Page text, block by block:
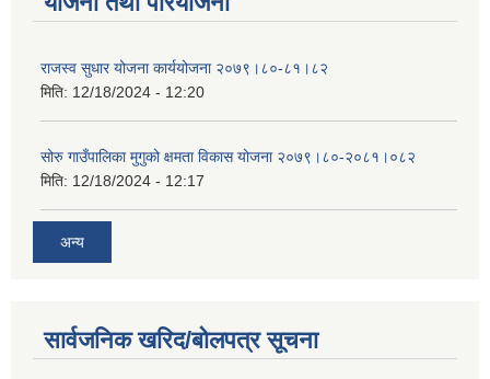
राजस्व सुधार योजना कार्ययोजना २०७९।८०-८१।८२
मिति: 12/18/2024 - 12:20
सोरु गाउँपालिका मुगुको क्षमता विकास योजना २०७९।८०-२०८१।०८२
मिति: 12/18/2024 - 12:17
अन्य
सार्वजनिक खरिद/बोलपत्र सूचना